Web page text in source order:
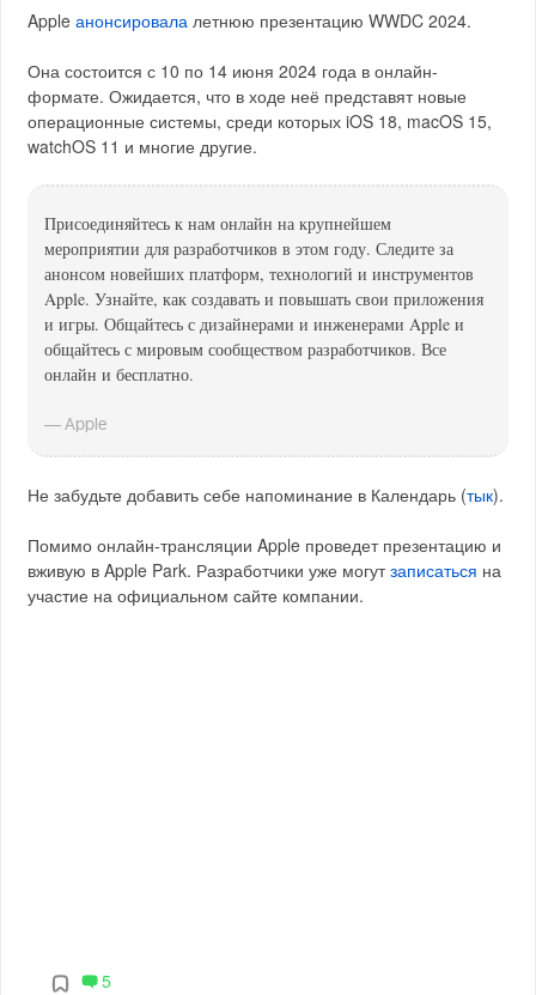
Appleанонсировала летнюю презентацию WWDC 2024.
Она состоится с 10 по 14 июня 2024 года в онлайн-
формате. Ожидается, что в ходе неё представят новые
операционные системы, среди которых iOS 18, macOS 15,
watchOS 11 и многие другие.
Присоединяйтесь к нам онлайн на крупнейшем
мероприятии для разработчиков в этом году. Следите за
анонсом новейших платформ, технологий и инструментов
Apple. Узнайте, как создавать и повышать свои приложения
и игры. Общайтесь с дизайнерами и инженерами Apple и
общайтесь с мировым сообществом разработчиков. Все
онлайн и бесплатно.
— Apple
Не забудьте добавить себе напоминание в Календарь (тык).
Помимо онлайн-трансляции Apple проведет презентацию и
вживую в Apple Park. Разработчики уже могутзаписаться на
участие на официальном сайте компании.
5